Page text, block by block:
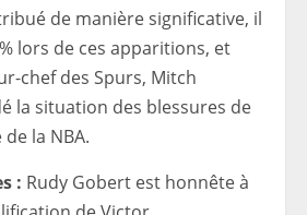
de manière significative, il
lors de ces apparitions, et
chef des Spurs, Mitch
la situation des blessures de
la NBA.
: Rudy Gobert est honnête à